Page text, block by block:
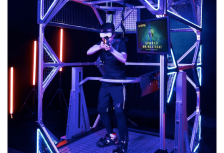
新
闻
V
R